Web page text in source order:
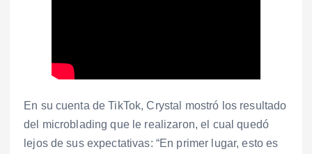
En su cuenta de TikTok, Crystal mostró los resultado
del microblading que le realizaron, el cual quedó
lejos de sus expectativas: “En primer lugar, esto es